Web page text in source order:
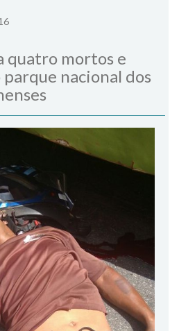
quatro mortos e
nacional dos